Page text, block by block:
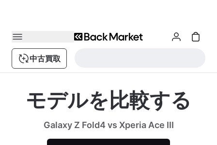
中古買取
モデルを比較する
Galaxy Z Fold4 vs Xperia Ace III